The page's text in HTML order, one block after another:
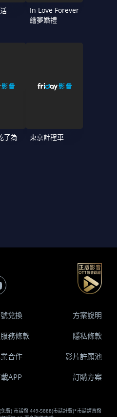
In Love Forever
繪夢婚禮
了為
東京計程車
費) 市話撥 449-5888(市話計費)*市話請直撥
兌換 方案說明
務條款 隱私條款
合作 影片許願池
APP 訂購方案